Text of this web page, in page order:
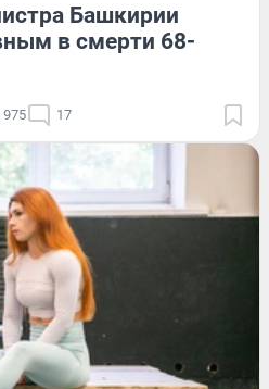
Башкирии
в смерти 68-
975 17